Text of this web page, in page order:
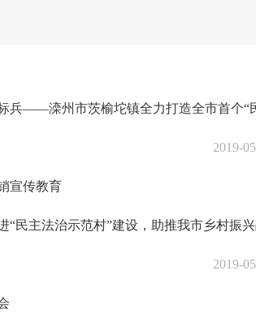
兵——滦州市茨榆坨镇全力打造全市首个“
2019-
宣传教育
民主法治示范村”建设，助推我市乡村振
2019-